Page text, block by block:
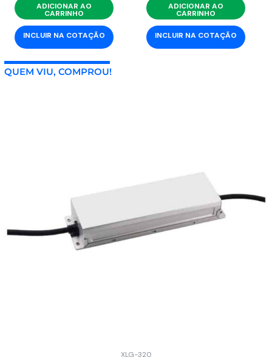
ADICIONAR AO
CARRINHO
INCLUIR NA COTAÇÃO
ADICIONAR AO
CARRINHO
INCLUIR NA COTAÇÃO
QUEM VIU, COMPROU!
XLG-320